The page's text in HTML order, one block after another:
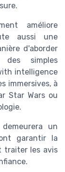
améliore
aussi une
d'aborder
des simples
intelligence
immersives, à
Star Wars ou
un
garantir la
traiter les avis